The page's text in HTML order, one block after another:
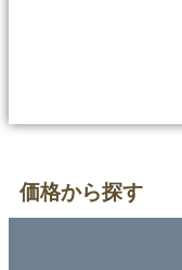
価格から探す